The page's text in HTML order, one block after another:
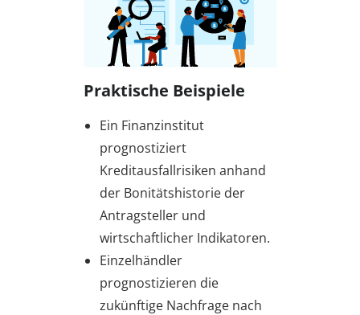
Praktische Beispiele
Ein Finanzinstitut
prognostiziert
Kreditausfallrisiken anhand
der Bonitätshistorie der
Antragsteller und
wirtschaftlicher Indikatoren.
Einzelhändler
prognostizieren die
zukünftige Nachfrage nach